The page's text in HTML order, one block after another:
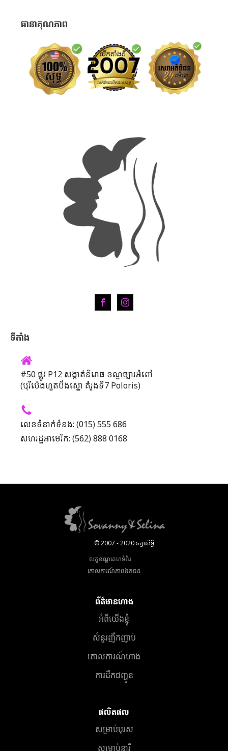
ធានាគុណភាព
ទីតាំង
#50 ផ្លូវ P12 សង្កាត់និរោធ ខណ្ឌច្បារអំពៅ
(បុរីប៉េងហួតបឹងស្នោ គំរូងទី7 Poloris)
លេខទំនាក់ទំនង: (015) 555 686
សហរដ្ឋអាមេរិក: (562) 888 0168
© 2007 - 2020 រក្សាសិទ្ធិ
លក្ខខណ្ឌគេហទំព័រ
គោលការណ៍​ភាព​ឯកជន
ព័ត៌មានហាង
អំពីយើងខ្ញុំ
សំនួរញឹកញាប់
គោលការណ៍ហាង
ការដឹកជញ្ជូន
ផលិតផល
សម្រាប់បុរស
សម្រាប់នារី